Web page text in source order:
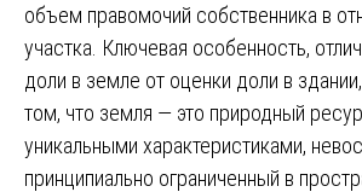
объем правомочий собственника в
участка. Ключевая особенность,
доли в земле от оценки доли в
том, что земля — это природный
уникальными характеристиками,
принципиально ограниченный в